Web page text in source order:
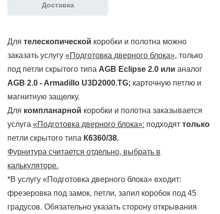
Доставка
Для телескопической коробки и полотна можно
заказать услугу «Подготовка дверного блока», только
под петли скрытого типа AGB Eclipse 2.0 или аналог
AGB 2.0 - Armadillo U3D2000.TG; карточную петлю и
магнитную защелку.
Для компланарной коробки и полотна заказывается
услуга «Подготовка дверного блока»: подходят только
петли скрытого типа К6360/38.
Фурнитура считается отдельно, выбрать в
калькуляторе.
*В услугу «Подготовка дверного блока» входит:
фрезеровка под замок, петли, запил коробок под 45
градусов. Обязательно указать сторону открывания